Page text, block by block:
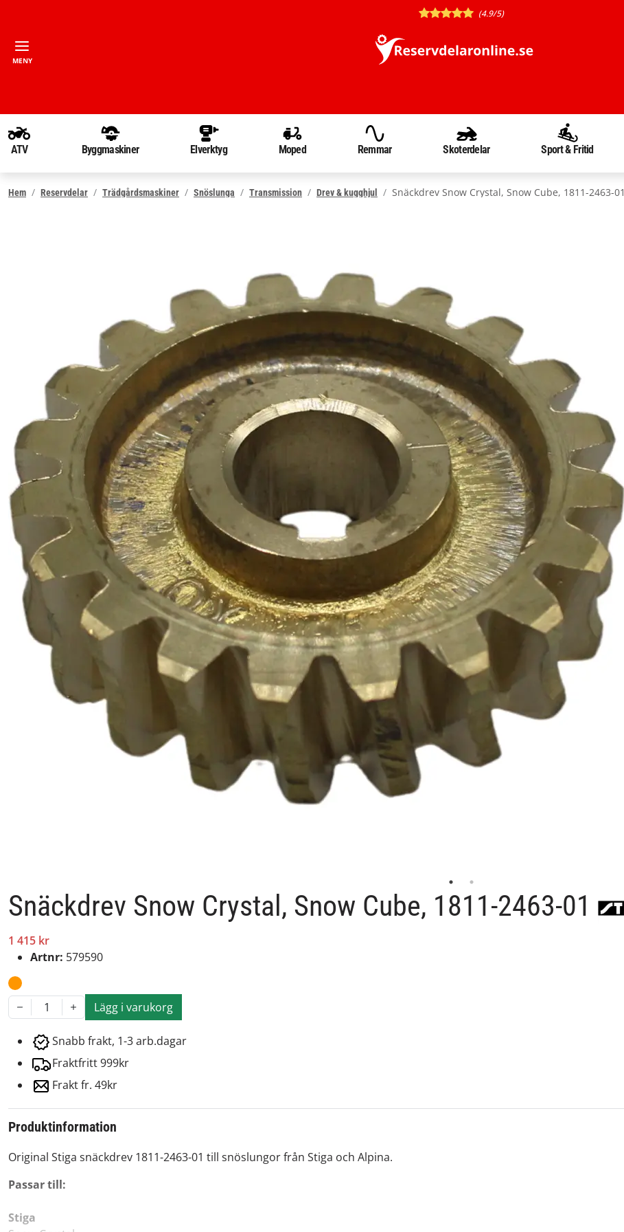
(4.9/5)
MENY
ATV Byggmaskiner Elverktyg Moped Remmar Skoterdelar Sport & Fritid
Hem Reservdelar Trädgårdsmaskiner Snöslunga Transmission Drev & kugghjul Snäckdrev Snow Crystal, Snow Cube, 1811-2463-01
Snäckdrev Snow Crystal, Snow Cube, 1811-2463-01
1 415 kr
Artnr: 579590
1 Lägg i varukorg
Snabb frakt, 1-3 arb.dagar
Fraktfritt 999kr
Frakt fr. 49kr
Produktinformation
Original Stiga snäckdrev 1811-2463-01 till snöslungor från Stiga och Alpina.
Passar till:
Stiga